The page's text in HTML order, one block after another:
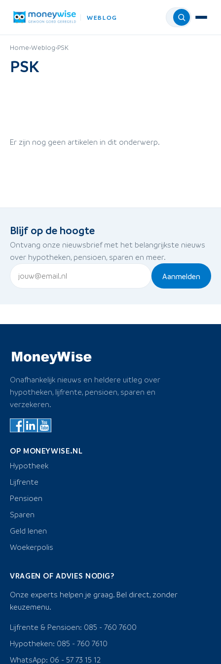
WEBLOG Menu
Home›Weblog›PSK
PSK
Er zijn nog geen artikelen in dit onderwerp.
Blijf op de hoogte
Ontvang onze nieuwsbrief met het belangrijkste nieuws
over hypotheken, pensioen, sparen en meer.
Aanmelden
Onafhankelijk nieuws en heldere uitleg over
hypotheken, lijfrente, pensioen, sparen en
verzekeren.
OP MONEYWISE.NL
Hypotheek
Lijfrente
Pensioen
Sparen
Geld lenen
Woekerpolis
VRAGEN OF ADVIES NODIG?
Onze experts helpen je graag. Bel direct, zonder
keuzemenu.
Lijfrente & Pensioen: 085 - 760 7600
Hypotheken: 085 - 760 7610
WhatsApp: 06 - 57 73 15 12